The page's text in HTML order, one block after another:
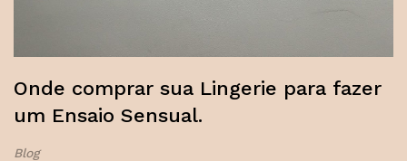
Onde comprar sua Lingerie para fazer
um Ensaio Sensual.
Blog